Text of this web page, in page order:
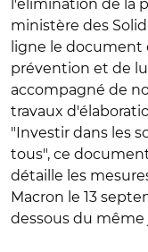
l'élimination de la
ministère des
ligne le document
prévention et de
accompagné de
travaux
"Investir dans les
tous", ce
détaille les
Macron le 13
dessous du même